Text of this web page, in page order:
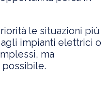
le situazioni più
impianti elettrici o
ma
possibile.